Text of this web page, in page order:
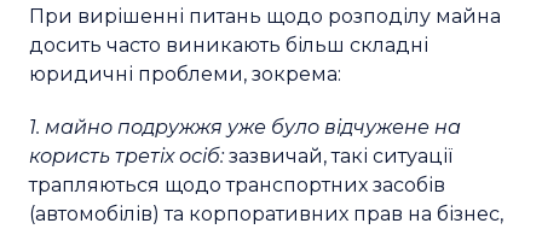
При вирішенні питань щодо розподілу майна
досить часто виникають більш складні
юридичні проблеми, зокрема:
1. майно подружжя уже було відчужене на
користь третіх осіб:зазвичай, такі ситуації
трапляються щодо транспортних засобів
(автомобілів) та корпоративних прав на бізнес,